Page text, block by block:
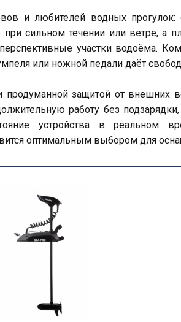
и любителей водных
сильном течении или ветре, а
участки водоёма.
или ножной педали даёт
защитой от внешних
работу без
устройства в реальном
оптимальным выбором для